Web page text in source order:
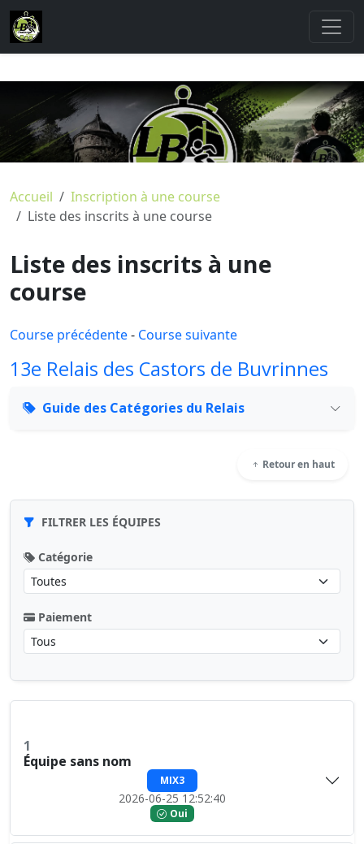
Accueil
Inscription à une course
Liste des inscrits à une course
Liste des inscrits à une
course
Course précédente- Course suivante
13e Relais des Castors de Buvrinnes
Guide des Catégories du Relais
Retour en haut
FILTRER LES ÉQUIPES
Catégorie
Paiement
1
Équipe sans nom
MIX3
2026-06-25 12:52:40
Oui